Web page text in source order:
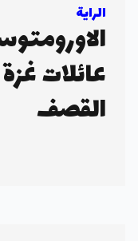
الراية
عائلات
القصف